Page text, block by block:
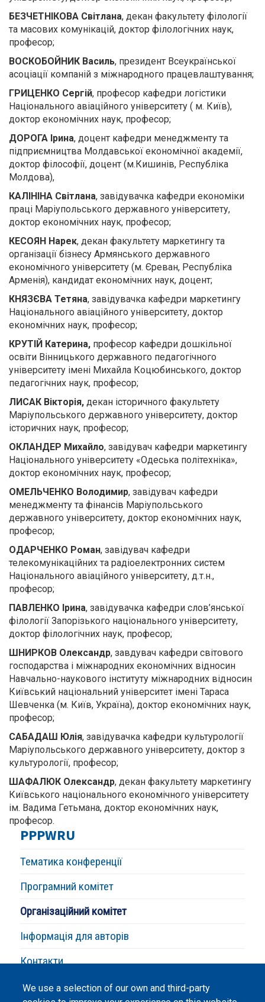
БЕЗЧЕТНІКОВА Світлана, декан факультету філології
та масових комунікацій, доктор філологічних наук,
професор;
ВОСКОБОЙНИК Василь, президент Всеукраїнської
асоціації компаній з міжнародного працевлаштування;
ГРИЦЕНКО Сергій, професор кафедри логістики
Національного авіаційного університету ( м. Київ),
доктор економічних наук, професор;
ДОРОГА Ірина, доцент кафедри менеджменту та
підприємництва Молдавської економічної академії,
доктор філософії, доцент (м.Кишинів, Республіка
Молдова),
КАЛІНІНА Світлана, завідувачка кафедри економіки
праці Маріупольського державного університету,
доктор економічних наук, професор;
КЕСОЯН Нарек, декан факультету маркетингу та
організації бізнесу Армянського державного
економічного університету (м. Єреван, Республіка
Арменія), кандидат економічних наук, доцент;
КНЯЗЄВА Тетяна, завідувачка кафедри маркетингу
Національного авіаційного університету, доктор
економічних наук, професор;
КРУТІЙ Катерина, професор кафедри дошкільної
освіти Вінницького державного педагогічного
університету імені Михайла Коцюбинського, доктор
педагогічних наук, професор;
ЛИСАК Вікторія, декан історичного факультету
Маріупольського державного університету, доктор
історичних наук, професор;
ОКЛАНДЕР Михайло, завідувач кафедри маркетингу
Національного університету «Одеська політехніка»,
доктор економічних наук, професор;
ОМЕЛЬЧЕНКО Володимир, завідувач кафедри
менеджменту та фінансів Маріупольського
державного університету, доктор економічних наук,
професор;
ОДАРЧЕНКО Роман, завідувач кафедри
телекомунікаційних та радіоелектронних систем
Національного авіаційного університету, д.т.н.,
професор;
ПАВЛЕНКО Ірина, завідувачка кафедри слов’янської
філології Запорізького національного університету,
доктор філологічних наук, професор;
ШНИРКОВ Олександр, завдувач кафедри світового
господарства і міжнародних економічних відносин
Навчально-наукового інституту міжнародних відносин
Київський національний університет імені Тараса
Шевченка (м. Київ, Україна), доктор економічних наук,
професор;
САБАДАШ Юлія, завідувачка кафедри культурології
Маріупольського державного університету, доктор з
культурології, професор;
ШАФАЛЮК Олександр, декан факультету маркетингу
Київського національного економічного університету
ім. Вадима Гетьмана, доктор економічних наук,
професор.
PPPWRU
Тематика конференції
Програмний комітет
Організаційний комітет
Інформація для авторів
Контакти
We use a selection of our own and third-party